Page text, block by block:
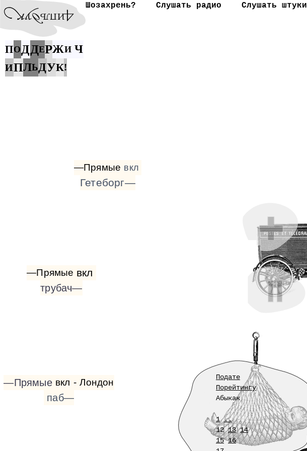
Шозахрень? Слушать радио Слушать штуки
ПО ДДЕРЖИ Ч
ИПЛЬДУК!
Подате
Порейтингу
Абыкак
1 ..
12 13 14
15 16
—Прямые вкл
трубач—
—Прямые вкл
Гетеборг—
—Прямые вкл - Лондон
паб—